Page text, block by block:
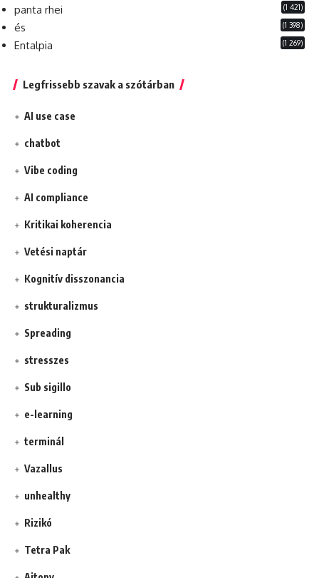
panta rhei (1 421)
és (1 398)
Entalpia (1 269)
Legfrissebb szavak a szótárban
AI use case
chatbot
Vibe coding
AI compliance
Kritikai koherencia
Vetési naptár
Kognitív disszonancia
strukturalizmus
Spreading
stresszes
Sub sigillo
e-learning
terminál
Vazallus
unhealthy
Rizikó
Tetra Pak